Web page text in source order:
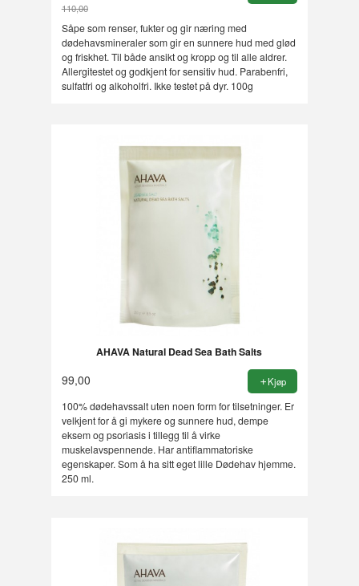
110,00
Rabatt
Såpe som renser, fukter og gir næring med
dødehavsmineraler som gir en sunnere hud med glød
og friskhet. Til både ansikt og kropp og til alle aldrer.
Allergitestet og godkjent for sensitiv hud. Parabenfri,
sulfatfri og alkoholfri. Ikke testet på dyr. 100g
AHAVA Natural Dead Sea Bath Salts
99,00 Kjøp
100% dødehavssalt uten noen form for tilsetninger. Er
velkjent for å gi mykere og sunnere hud, dempe
eksem og psoriasis i tillegg til å virke
muskelavspennende. Har antiflammatoriske
egenskaper. Som å ha sitt eget lille Dødehav hjemme.
250 ml.